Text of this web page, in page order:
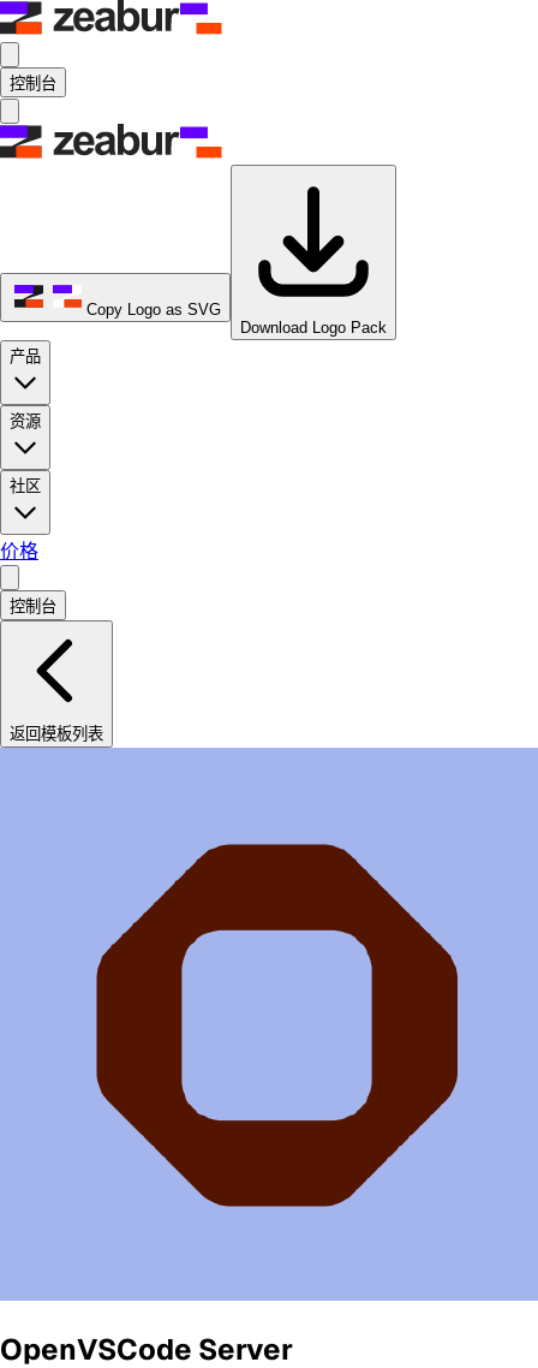
控制台
Copy Logo as SVG
Download Logo Pack
产品
资源
社区
价格
控制台
返回模板列表
OpenVSCode Server